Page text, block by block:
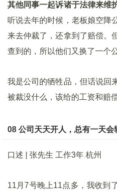
其他同事一起诉诸于法律来维
听说去年的时候，老板娘空降
来去仲裁了，还拿到了赔偿。
查到的，所以他们又换了一个
我是公司的牺牲品，但话说回
被裁没什么，该给的工资和赔
08 公司天天开人，总有一天会
口述 | 张先生 工作3年 杭州
11月7号晚上11点多，我收到